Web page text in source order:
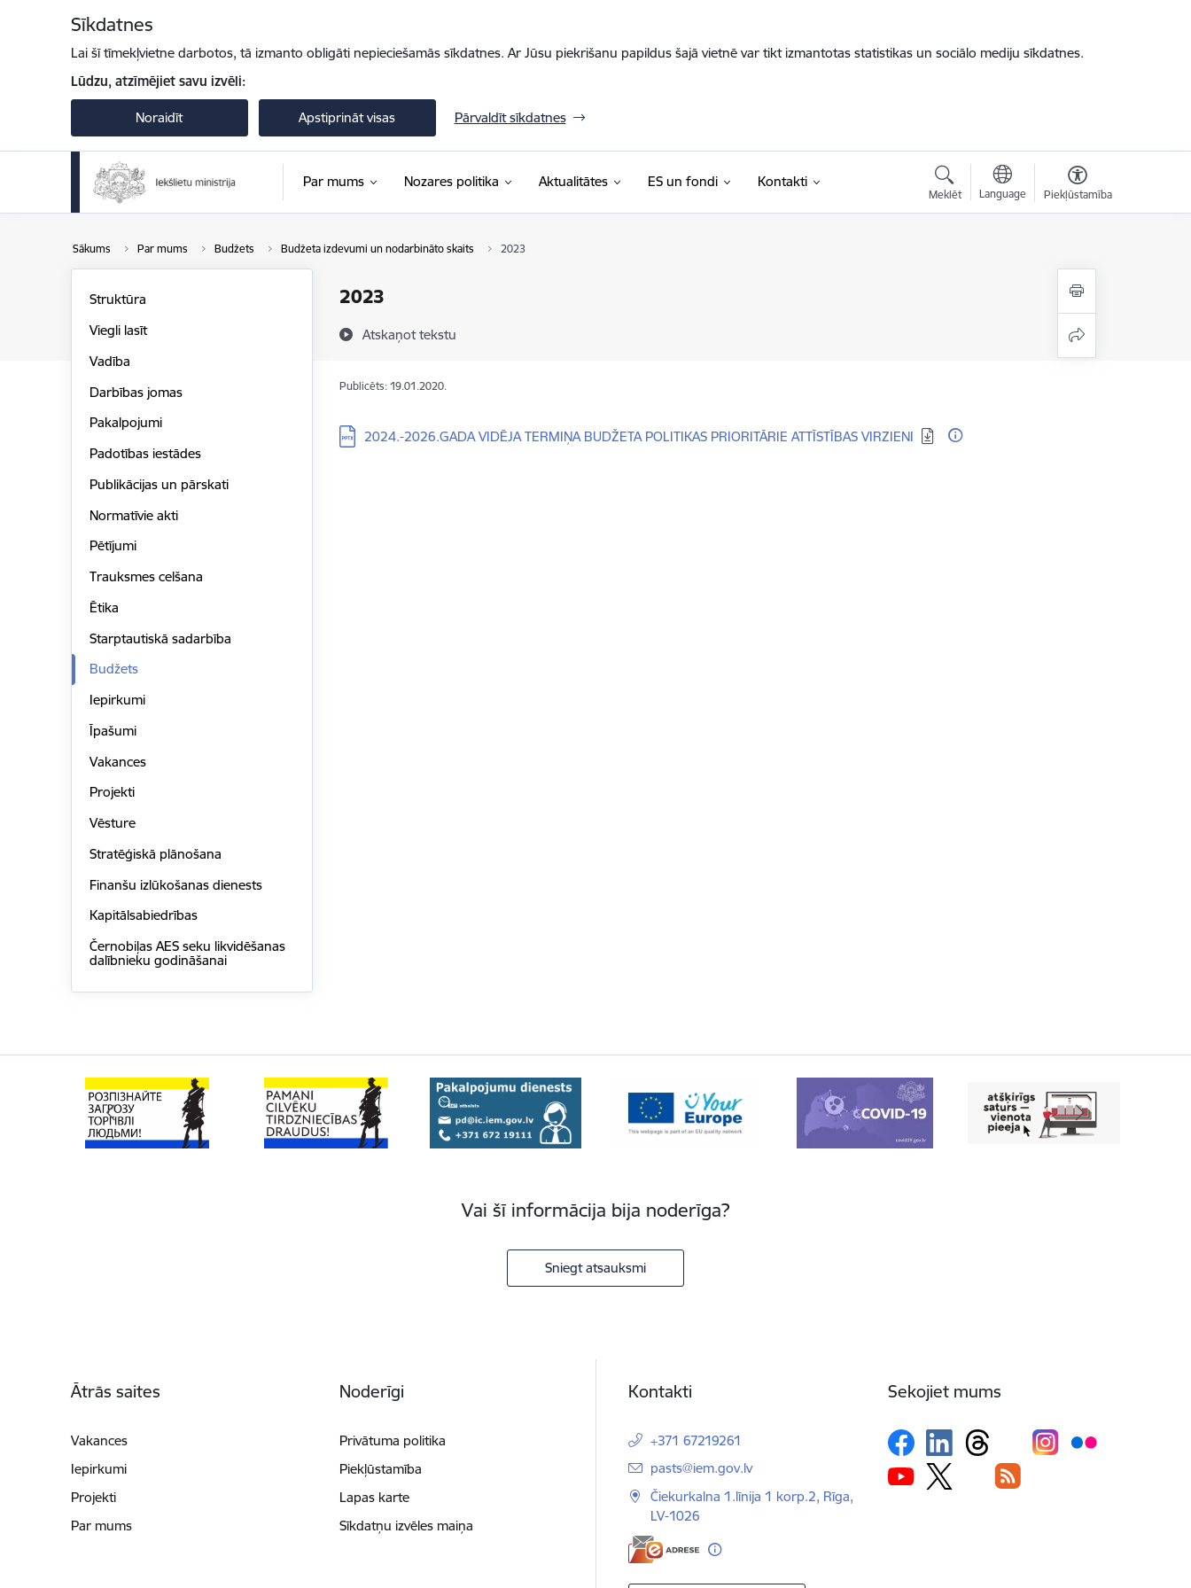
Sīkdatnes
Lai šī tīmekļvietne darbotos, tā izmanto obligāti nepieciešamās sīkdatnes. Ar Jūsu piekrišanu papildus šajā vietnē var tikt izmantotas statistikas un sociālo mediju sīkdatnes.
Lūdzu, atzīmējiet savu izvēli:
Noraidīt Apstiprināt visas Pārvaldīt sīkdatnes
Par mums Nozares politika Aktualitātes ES un fondi Kontakti
Meklēt Language Piekļūstamība
Sākums Par mums Budžets Budžeta izdevumi un nodarbināto skaits 2023
2023
Atskaņot tekstu
Struktūra
Viegli lasīt
Vadība
Darbības jomas
Pakalpojumi
Padotības iestādes
Publikācijas un pārskati
Normatīvie akti
Pētījumi
Trauksmes celšana
Ētika
Starptautiskā sadarbība
Budžets
Iepirkumi
Īpašumi
Vakances
Projekti
Vēsture
Stratēģiskā plānošana
Finanšu izlūkošanas dienests
Kapitālsabiedrības
Černobiļas AES seku likvidēšanas
dalībnieku godināšanai
Publicēts: 19.01.2020.
Lejupielādēt:
2024.-2026.GADA VIDĒJA TERMIŅA BUDŽETA POLITIKAS PRIORITĀRIE ATTĪSTĪBAS VIRZIENI
Vai šī informācija bija noderīga?
Sniegt atsauksmi
Ātrās saites
Vakances
Iepirkumi
Projekti
Par mums
Noderīgi
Privātuma politika
Piekļūstamība
Lapas karte
Sīkdatņu izvēles maiņa
Kontakti
+371 67219261
E-pasts:
pasts@iem.gov.lv
Čiekurkalna 1.līnija 1 korp.2, Rīga,
LV-1026
Sekojiet mums